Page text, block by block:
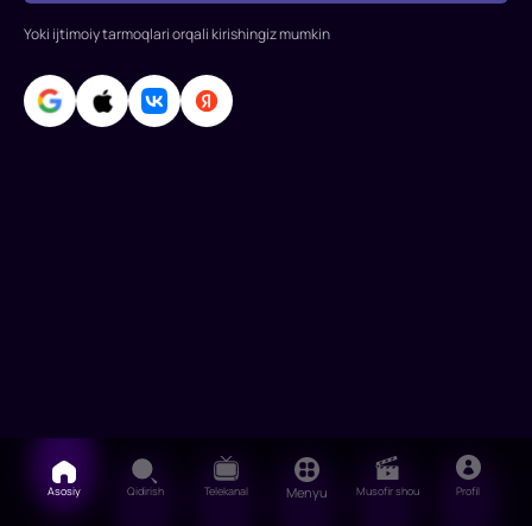
Yoki ijtimoiy tarmoqlari orqali kirishingiz mumkin
Asosiy Qidirish Telekanal Menyu Musofir shou Profil